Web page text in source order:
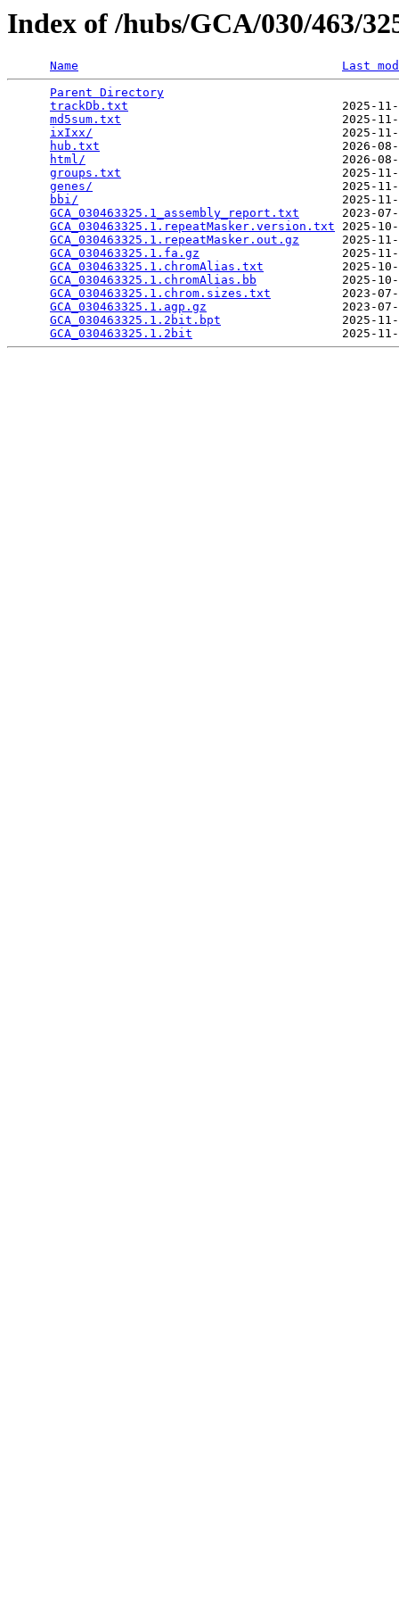
Index of /hubs/GCA/030/463/
Name
Last
Parent Directory
trackDb.txt
2025-
md5sum.txt
2025-
ixIxx/
2025-
hub.txt
2026-
html/
2026-
groups.txt
2025-
genes/
2025-
bbi/
2025-
GCA_030463325.1_assembly_report.txt
2023-
GCA_030463325.1.repeatMasker.version.txt 2025-
GCA_030463325.1.repeatMasker.out.gz
2025-
GCA_030463325.1.fa.gz
2025-
GCA_030463325.1.chromAlias.txt
2025-
GCA_030463325.1.chromAlias.bb
2025-
GCA_030463325.1.chrom.sizes.txt
2023-
GCA_030463325.1.agp.gz
2023-
GCA_030463325.1.2bit.bpt
2025-
GCA_030463325.1.2bit